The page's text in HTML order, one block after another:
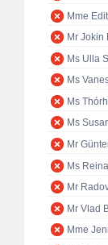
Mme
Mr Jokin
Ms Ulla
Ms
Ms
Ms
Mr
Ms
Mr
Mr Vlad
Mme